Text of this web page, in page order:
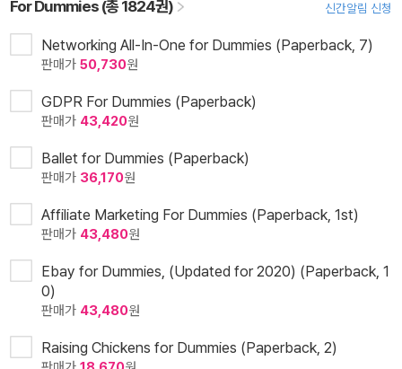
For Dummies (총 1824권) 신간알림 신청
Networking All-In-One for Dummies (Paperback, 7)
판매가 50,730원
GDPR For Dummies (Paperback)
판매가 43,420원
Ballet for Dummies (Paperback)
판매가 36,170원
Affiliate Marketing For Dummies (Paperback, 1st)
판매가 43,480원
Ebay for Dummies, (Updated for 2020) (Paperback, 1
0)
판매가 43,480원
Raising Chickens for Dummies (Paperback, 2)